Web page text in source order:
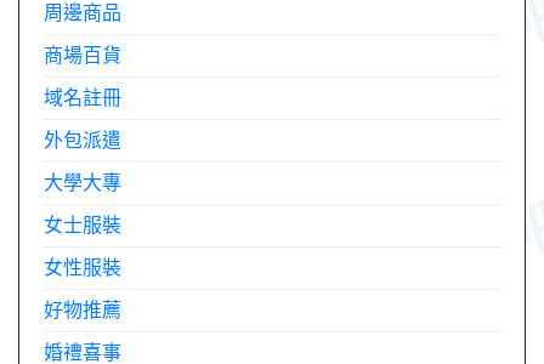
周邊商品
商場百貨
域名註冊
外包派遣
大學大專
女士服裝
女性服裝
好物推薦
婚禮喜事